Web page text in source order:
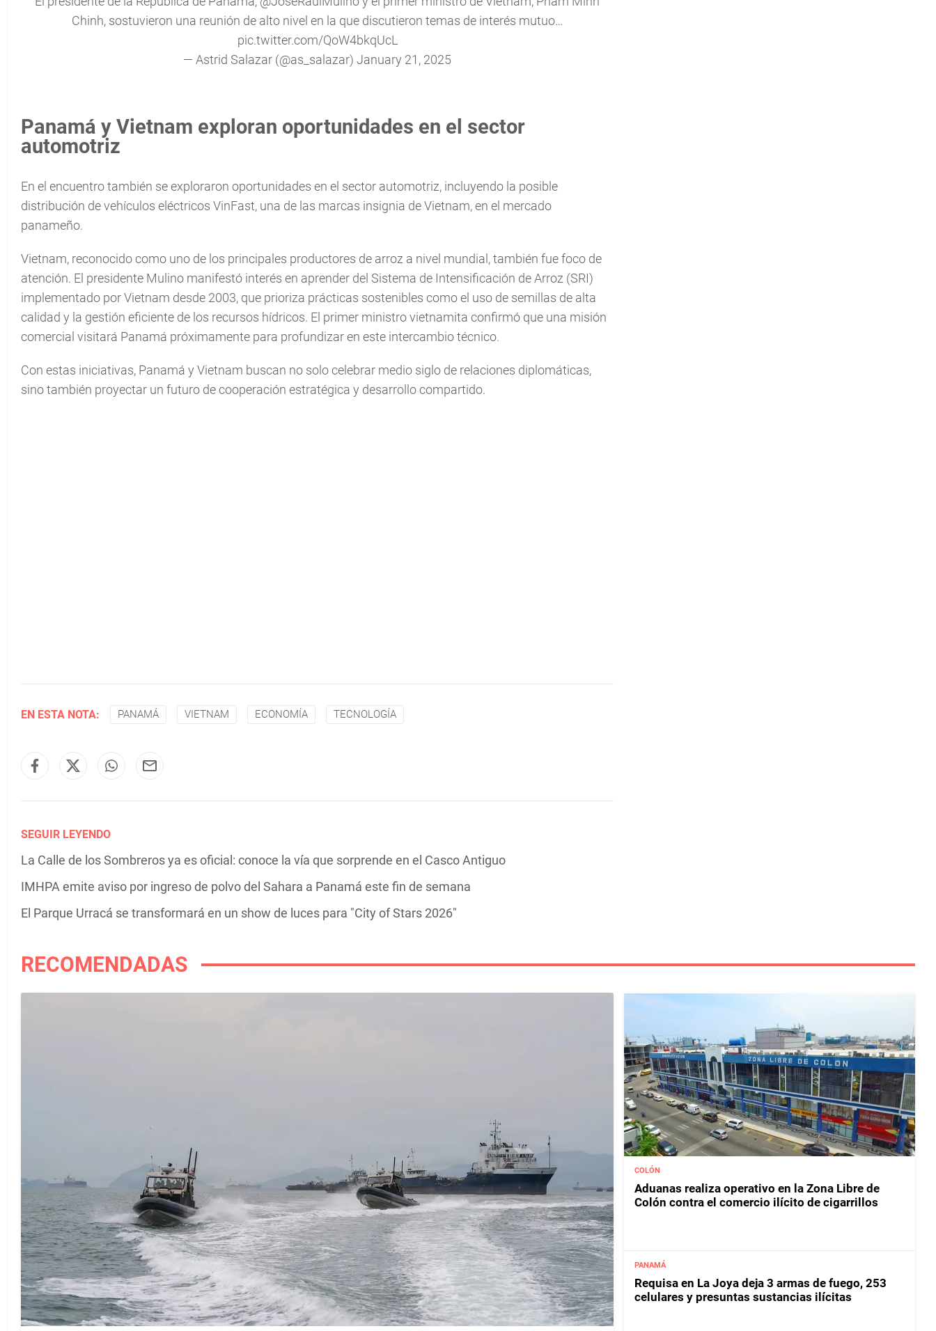
Chinh, sostuvieron una reunión de alto nivel en la que discutieron temas de interés mutuo…
pic.twitter.com/QoW4bkqUcL
— Astrid Salazar (@as_salazar) January 21, 2025
Panamá y Vietnam exploran oportunidades en el sector
automotriz
En el encuentro también se exploraron oportunidades en el sector automotriz, incluyendo la posible
distribución de vehículos eléctricos VinFast, una de las marcas insignia de Vietnam, en el mercado
panameño.
Vietnam, reconocido como uno de los principales productores de arroz a nivel mundial, también fue foco de
atención. El presidente Mulino manifestó interés en aprender del Sistema de Intensificación de Arroz (SRI)
implementado por Vietnam desde 2003, que prioriza prácticas sostenibles como el uso de semillas de alta
calidad y la gestión eficiente de los recursos hídricos. El primer ministro vietnamita confirmó que una misión
comercial visitará Panamá próximamente para profundizar en este intercambio técnico.
Con estas iniciativas, Panamá y Vietnam buscan no solo celebrar medio siglo de relaciones diplomáticas,
sino también proyectar un futuro de cooperación estratégica y desarrollo compartido.
EN ESTA NOTA: PANAMÁ VIETNAM ECONOMÍA TECNOLOGÍA
SEGUIR LEYENDO
La Calle de los Sombreros ya es oficial: conoce la vía que sorprende en el Casco Antiguo
IMHPA emite aviso por ingreso de polvo del Sahara a Panamá este fin de semana
El Parque Urracá se transformará en un show de luces para "City of Stars 2026"
RECOMENDADAS
COLÓN
Aduanas realiza operativo en la Zona Libre de
Colón contra el comercio ilícito de cigarrillos
PANAMÁ
Requisa en La Joya deja 3 armas de fuego, 253
celulares y presuntas sustancias ilícitas